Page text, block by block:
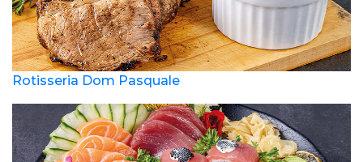
Rotisseria Dom Pasquale